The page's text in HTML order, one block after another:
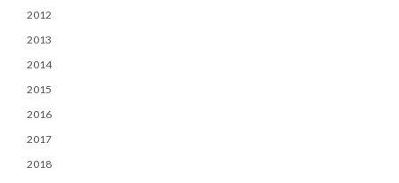
2012
2013
2014
2015
2016
2017
2018